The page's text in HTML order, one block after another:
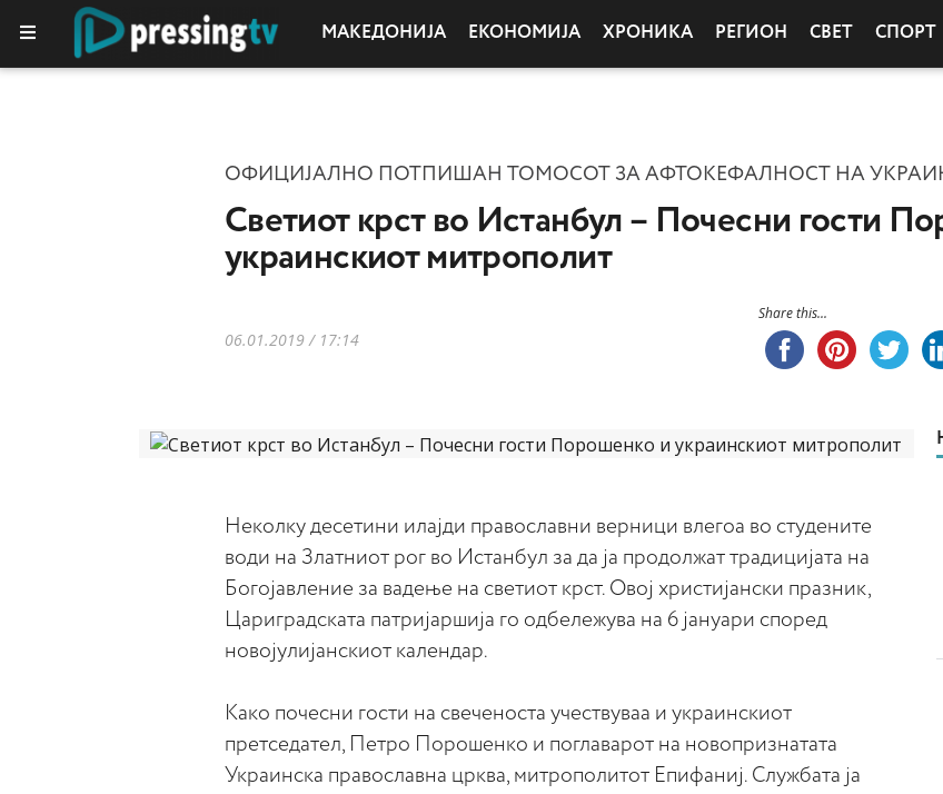
МАКЕДОНИЈА ЕКОНОМИЈА ХРОНИКА РЕГИОН СВЕТ СПОРТ
ОФИЦИЈАЛНО ПОТПИШАН ТОМОСОТ ЗА АФТОКЕФАЛНОСТ НА
Светиот крст во Истанбул – Почесни гости
украинскиот митрополит
06.01.2019 / 17:14
Share this...
Неколку десетини илајди православни верници влегоа во студените
води на Златниот рог во Истанбул за да ја продолжат традицијата на
Богојавление за вадење на светиот крст. Овој христијански празник,
Цариградската патријаршија го одбележува на 6 јануари според
новојулијанскиот календар.
Како почесни гости на свеченоста учествуваа и украинскиот
претседател, Петро Порошенко и поглаварот на новопризнатата
Украинска православна црква, митрополитот Епифаниј. Службата ја